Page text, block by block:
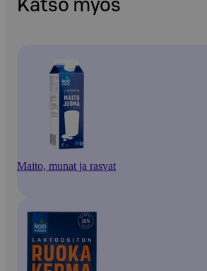
Katso myös
Maito, munat ja rasvat